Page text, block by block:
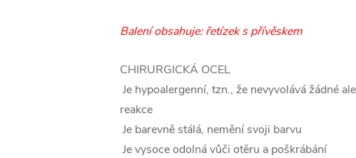
Balení obsahuje: řetízek s přívěskem
CHIRURGICKÁ OCEL
Je hypoalergenní, tzn., že nevyvolává žádné
reakce
Je barevně stálá, nemění svoji barvu
Je vysoce odolná vůči otěru a poškrábání